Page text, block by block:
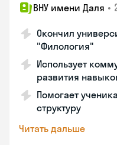
ВНУ имени Даля •
Окончил
"Филология"
Использует
развития
Помогает
структуру
Читать дальше